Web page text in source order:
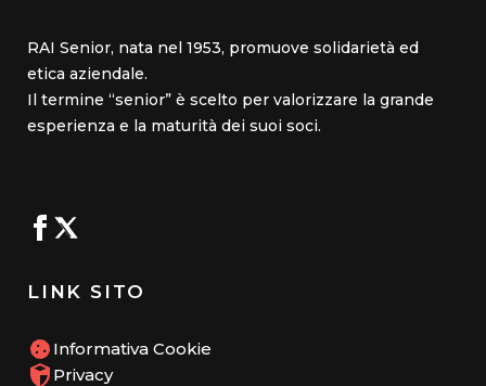
RAI Senior, nata nel 1953, promuove solidarietà ed
etica aziendale.
Il termine “senior” è scelto per valorizzare la grande
esperienza e la maturità dei suoi soci.
LINK SITO
Informativa Cookie
Privacy